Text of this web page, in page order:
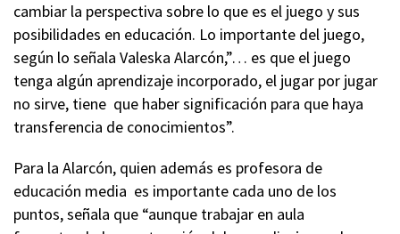
cambiar la perspectiva sobre lo que es el juego y sus
posibilidades en educación. Lo importante del juego,
según lo señala Valeska Alarcón,”… es que el juego
tenga algún aprendizaje incorporado, el jugar por jugar
no sirve, tiene que haber significación para que haya
transferencia de conocimientos”.
Para la Alarcón, quien además es profesora de
educación media es importante cada uno de los
puntos, señala que “aunque trabajar en aula